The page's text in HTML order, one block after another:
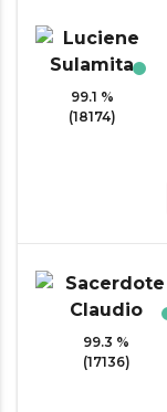
99.1 %
(18174)
99.3 %
(17136)